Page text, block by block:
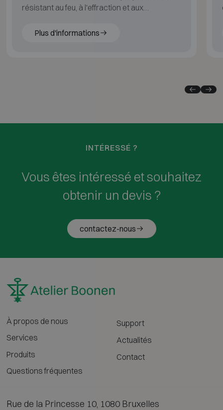
résistant au feu, à l'effraction et aux
Plus d'informations
INTÉRESSÉ ?
Vous êtes intéressé et souhaitez
obtenir un devis ?
contactez-nous
À propos de nous
Services
Produits
Questions fréquentes
Support
Actualités
Contact
Rue de la Princesse 10, 1080 Bruxelles